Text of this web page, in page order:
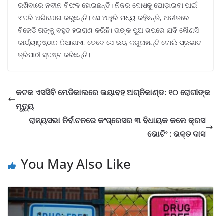
ରଖିବାରେ ନବୀନ ବିଫଳ ହୋଇଛନ୍ତି। ନିଜର ଦୋଷକୁ ଘୋଡ଼ାଇବା ପାଇଁ
ଏପରି ଅଭିଯୋଗ କରୁଛନ୍ତି। ସେ ଆହୁରି ମଧ୍ୟ କହିଛନ୍ତି, ଅତୀତରେ
ବିଜେଡି ତାଙ୍କୁ ବହୁତ ହଇରାଣ କରିଛି। ତାଙ୍କ ପୁଅ ଉପରେ ଯଦି କୌଣସି
କାର୍ଯ୍ୟାନୁଷ୍ଠାନ ନିଆଯାଏ, ତେବେ ସେ ଭୟ କରୁନାହାନ୍ତି ବୋଲି ପ୍ରଭାତ
ତ୍ରିପାଠୀ ସ୍ପଷ୍ଟ କରିଛନ୍ତି।
କଟକ ଏସସିବି ମେଡିକାଲରେ ଭୟାବହ ଅଗ୍ନିକାଣ୍ଡ: ୧୦ ରୋଗୀଙ୍କ
ମୃତ୍ୟୁ
ରାଜ୍ୟସଭା ନିର୍ବାଚନରେ କଂଗ୍ରେସର ୩ ବିଧାୟକ କଲେ କ୍ରସ
ଭୋଟିଂ : ଭକ୍ତ ଦାସ
You May Also Like